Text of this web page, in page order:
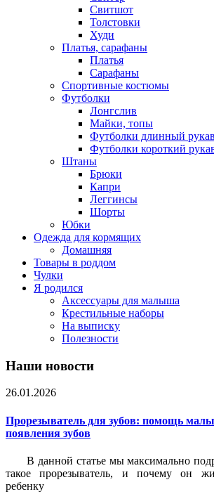
Свитшот
Толстовки
Худи
Платья, сарафаны
Платья
Сарафаны
Спортивные костюмы
Футболки
Лонгслив
Майки, топы
Футболки длинный рукав
Футболки короткий
Штаны
Брюки
Капри
Леггинсы
Шорты
Юбки
Одежда для кормящих
Домашняя
Товары в роддом
Чулки
Я родился
Аксессуары для малыша
Крестильные наборы
На выписку
Полезности
Наши новости
26.01.2026
Прорезыватель для зубов: помощь
появления зубов
В данной статье мы максимально
такое прорезыватель, и почему он
ребенку